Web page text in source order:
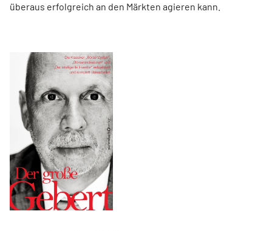
überaus erfolgreich an den Märkten agieren kann.